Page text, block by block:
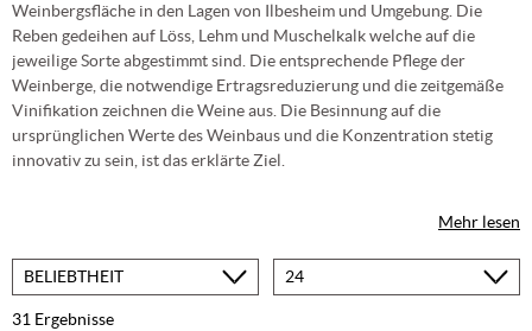
Weinbergsfläche in den Lagen von Ilbesheim und Umgebung. Die
Reben gedeihen auf Löss, Lehm und Muschelkalk welche auf die
jeweilige Sorte abgestimmt sind. Die entsprechende Pflege der
Weinberge, die notwendige Ertragsreduzierung und die zeitgemäße
Vinifikation zeichnen die Weine aus. Die Besinnung auf die
ursprünglichen Werte des Weinbaus und die Konzentration stetig
innovativ zu sein, ist das erklärte Ziel.
Mehr lesen
Sortieren
Produkte
31 Ergebnisse